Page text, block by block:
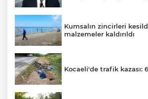
Kumsalın zincirleri
malzemeler kaldırıldı
Kocaeli'de trafik kazası: